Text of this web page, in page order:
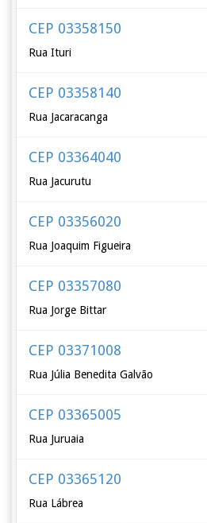
CEP 03358150
Rua Ituri
CEP 03358140
Rua Jacaracanga
CEP 03364040
Rua Jacurutu
CEP 03356020
Rua Joaquim Figueira
CEP 03357080
Rua Jorge Bittar
CEP 03371008
Rua Júlia Benedita Galvão
CEP 03365005
Rua Juruaia
CEP 03365120
Rua Lábrea